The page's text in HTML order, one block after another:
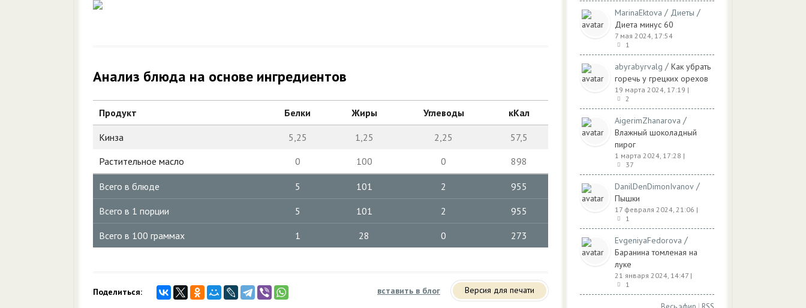
Анализ блюда на основе ингредиентов
Продукт Белки Жиры Углеводы кКал
Кинза 5,25 1,25 2,25
57,5
Растительное масло
0 100 0 898
Всего в блюде 5 101 2 955
Всего в 1 порции 5 101 2 955
Всего в 100 граммах 1 28 0 273
Поделиться: вставить в блог Версия для печати
MarinaEktova / Диеты /
Диета минус 60
7 мая 2024, 17:54
1
abyrabyrvalg / Как убрать
горечь у грецких орехов
19 марта 2024, 17:19 |
2
AigerimZhanarova /
Влажный шоколадный
пирог
1 марта 2024, 17:28 |
37
DanilDenDimonIvanov /
Пышки
17 февраля 2024, 21:06 |
1
EvgeniyaFedorova /
Баранина томленая на
луке
21 января 2024, 14:47 |
1